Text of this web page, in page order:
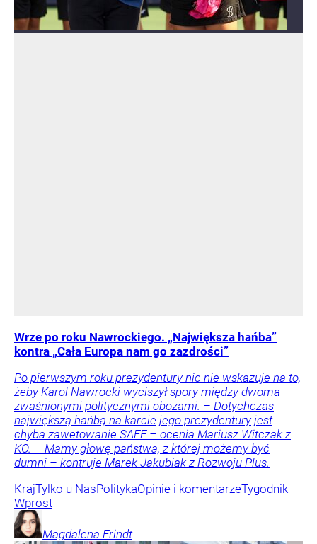
Wrze po roku Nawrockiego. „Największa hańba”
kontra „Cała Europa nam go zazdrości”
Po pierwszym roku prezydentury nic nie wskazuje na to,
żeby Karol Nawrocki wyciszył spory między dwoma
zwaśnionymi politycznymi obozami. – Dotychczas
największą hańbą na karcie jego prezydentury jest
chyba zawetowanie SAFE – ocenia Mariusz Witczak z
KO. – Mamy głowę państwa, z której możemy być
dumni – kontruje Marek Jakubiak z Rozwoju Plus.
KrajTylko u NasPolitykaOpinie i komentarzeTygodnik
Wprost
Magdalena Frindt